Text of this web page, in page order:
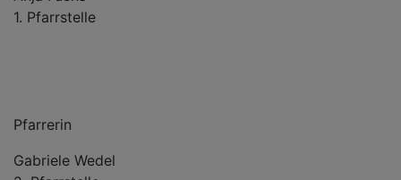
1. Pfarrstelle
Pfarrerin
Gabriele Wedel